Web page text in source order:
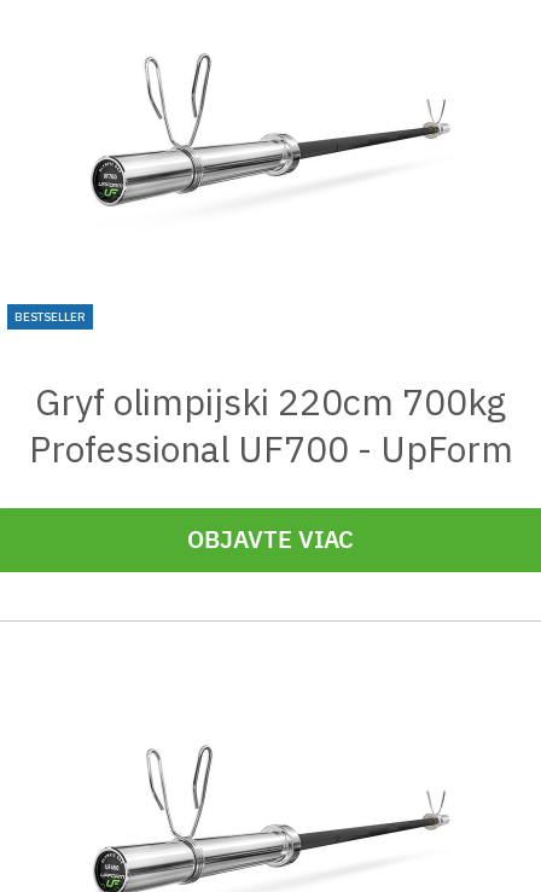
BESTSELLER
Gryf olimpijski 220cm 700kg
Professional UF700 - UpForm
OBJAVTE VIAC